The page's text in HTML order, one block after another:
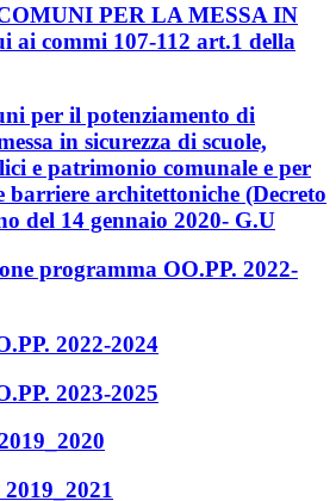
PER LA MESSA IN
ai commi 107-112 art.1 della
per il potenziamento di
in sicurezza di scuole,
e patrimonio comunale e per
architettoniche (Decreto
del 14 gennaio 2020- G.U
programma OO.PP. 2022-
2022-2024
2023-2025